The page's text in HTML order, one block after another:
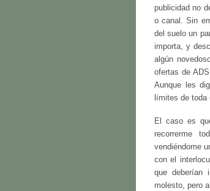
publicidad no
o canal. Sin
del suelo un
importa, y
algún
ofertas de
Aunque les
límites de toda
El caso es
recorrerme
vendiéndome
con el
que deberían
molesto, pero